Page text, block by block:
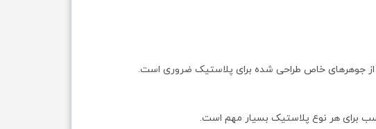
جوهرهای خاص طراحی شده برای پلاستیک ضروری است.
برای هر نوع پلاستیک بسیار مهم است.